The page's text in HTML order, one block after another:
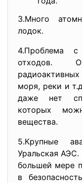
3.Много
лодок.
4.Проблема с
отходов.
моря, реки и
даже нет
которых
вещества.
5.Крупные
Уральская АЭС.
большей мере
в